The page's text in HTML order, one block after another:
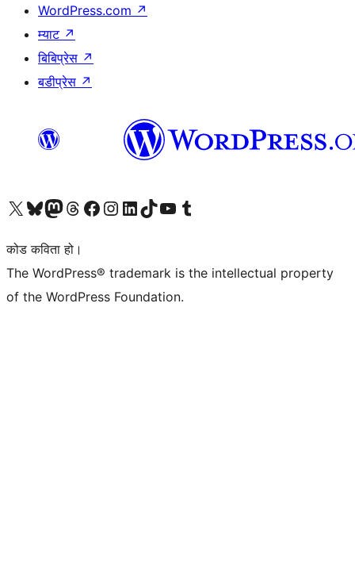
WordPress.com ↗
म्याट ↗
बिबिप्रेस ↗
बडीप्रेस ↗
हाम्रो X (पहिले ट्विटर) खातामा जानुहोस्
हाम्रो Bluesky खाता भ्रमण गर्नुहोस्
हाम्रो म्यास्टोडन खाता भ्रमण गर्नुहोस्
हाम्रो थ्रेड्स खातामा जानुहोस्
हाम्रो फेसबुक पेजमा जानुहोस्
हाम्रो इन्स्टाग्राम खातामा जानुहोस्
हाम्रो लिङ्क्डइन खातामा जानुहोस्
हाम्रो TikTok खाता भ्रमण गर्नुहोस्
हाम्रो युट्युब च्यानलमा जानुहोस्
हाम्रो टम्बलर खाता भ्रमण गर्नुहोस्
कोड कविता हो।
The WordPress® trademark is the intellectual property
of the WordPress Foundation.